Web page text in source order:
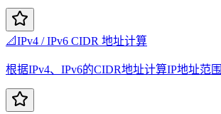
📐IPv4 / IPv6 CIDR 地址计算
根据IPv4、IPv6的CIDR地址计算IP地址范围